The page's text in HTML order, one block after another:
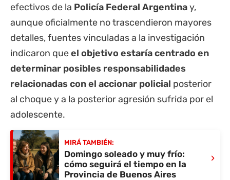
efectivos de la Policía Federal Argentinay,
aunque oficialmente no trascendieron mayores
detalles, fuentes vinculadas a la investigación
indicaron queel objetivo estaría centrado en
determinar posibles responsabilidades
relacionadas con el accionar policial posterior
al choque y a la posterior agresión sufrida por el
adolescente.
MIRÁ TAMBIÉN:
Domingo soleado y muy frío:
cómo seguirá el tiempo en la
Provincia de Buenos Aires
›